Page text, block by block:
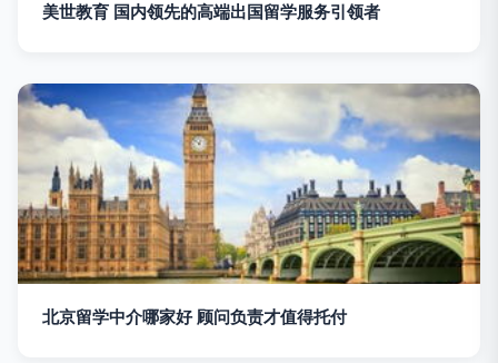
美世教育 国内领先的高端出国留学服务引领者
北京留学中介哪家好 顾问负责才值得托付